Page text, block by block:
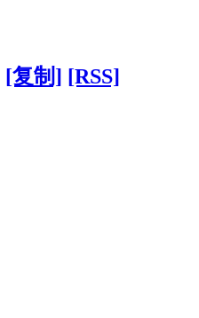
[复制] [RSS]